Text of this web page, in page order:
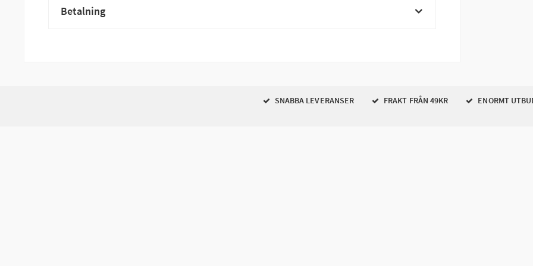
Betalning
SNABBA LEVERANSER FRAKT FRÅN 49KR ENORMT